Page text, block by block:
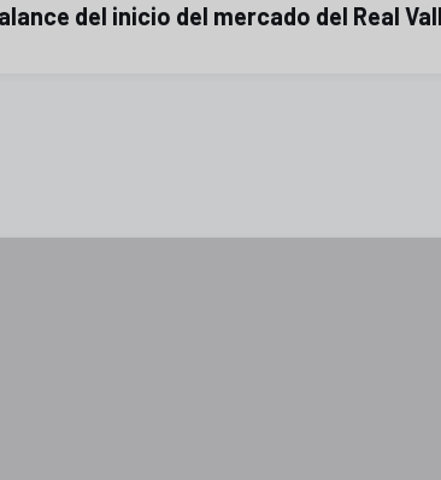
del inicio del mercado del Real